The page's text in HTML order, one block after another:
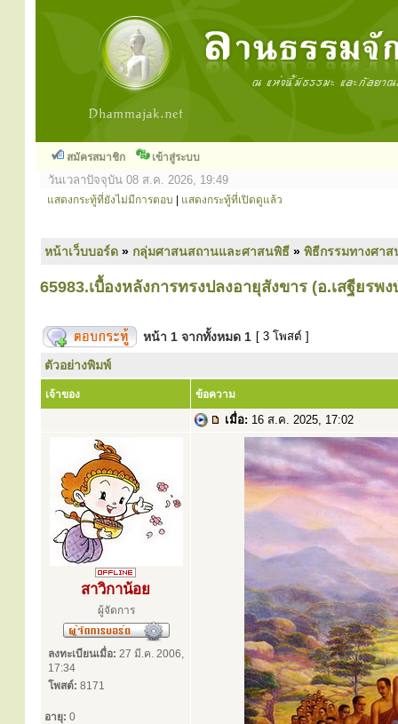
สมัครสมาชิก เข้าสู่ระบบ
วันเวลาปัจจุบัน 08 ส.ค. 2026, 19:49
แสดงกระทู้ที่ยังไม่มีการตอบ แสดงกระทู้ที่เปิดดูแล้ว
หน้าเว็บบอร์ด » กลุ่มศาสนสถานและศาสนพิธี » พิธีกรรมทางศา
65983.เบื้องหลังการทรงปลงอายุสังขาร (อ.เสฐียรพ
หน้า 1 จากทั้งหมด 1 [ 3 โพสต์ ]
ตัวอย่างพิมพ์
เจ้าของ ข้อความ
เมื่อ: 16 ส.ค. 2025, 17:02
สาวิกาน้อย
ผู้จัดการ
ลงทะเบียนเมื่อ: 27 มี.ค. 2006,
17:34
โพสต์: 8171
อายุ: 0